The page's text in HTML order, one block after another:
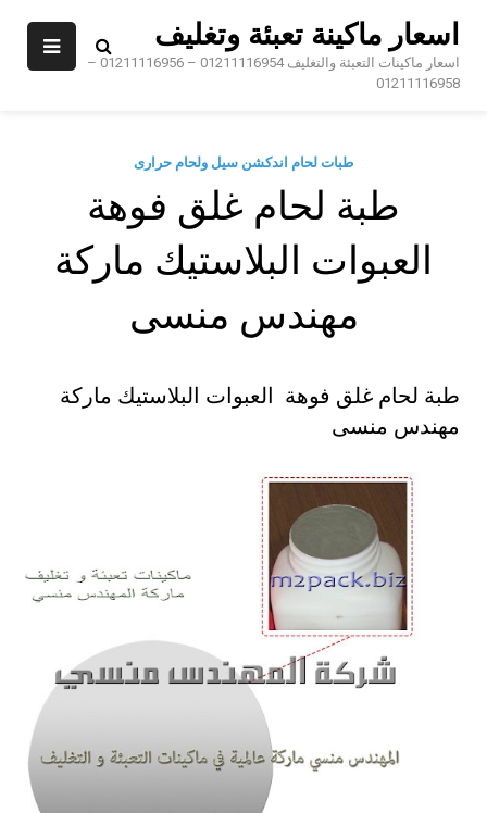
اسعار ماكينة تعبئة وتغليف
اسعار ماكينات التعبئة والتغليف 01211116954 – 01211116956 –
01211116958
طبات لحام اندكشن سيل ولحام حرارى
طبة لحام غلق فوهة
العبوات البلاستيك ماركة
مهندس منسى
طبة لحام غلق فوهة العبوات البلاستيك ماركة
مهندس منسى